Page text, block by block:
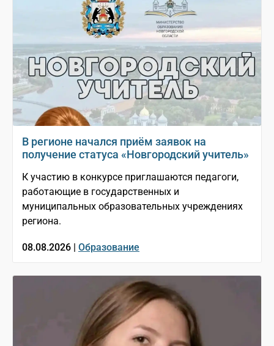
В регионе начался приём заявок на
получение статуса «Новгородский учитель»
К участию в конкурсе приглашаются педагоги,
работающие в государственных и
муниципальных образовательных учреждениях
региона.
08.08.2026 | Образование